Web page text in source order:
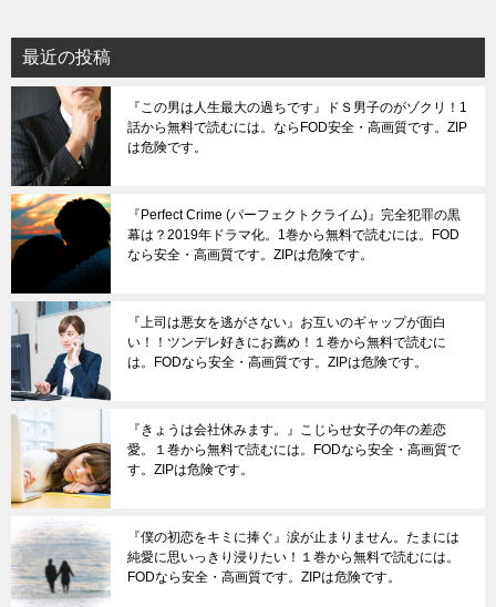
最近の投稿
『この男は人生最大の過ちです』ドＳ男子のがゾクリ！1
話から無料で読むには。ならFOD安全・高画質です。ZIP
は危険です。
『Perfect Crime (パーフェクトクライム)』完全犯罪の黒
幕は？2019年ドラマ化。1巻から無料で読むには。FOD
なら安全・高画質です。ZIPは危険です。
『上司は悪女を逃がさない』お互いのギャップが面白
い！！ツンデレ好きにお薦め！１巻から無料で読むに
は。FODなら安全・高画質です。ZIPは危険です。
『きょうは会社休みます。』こじらせ女子の年の差恋
愛。１巻から無料で読むには。FODなら安全・高画質で
す。ZIPは危険です。
『僕の初恋をキミに捧ぐ』涙が止まりません。たまには
純愛に思いっきり浸りたい！１巻から無料で読むには。
FODなら安全・高画質です。ZIPは危険です。